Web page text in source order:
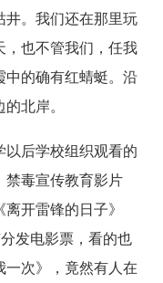
井。我们还在那里玩
，也不管我们，任我
中的确有红蜻蜓。沿
北岸。
后学校组织观看的
禁毒宣传教育影片
开雷锋的日子》
发电影票，看的也
次》，竟然有人在